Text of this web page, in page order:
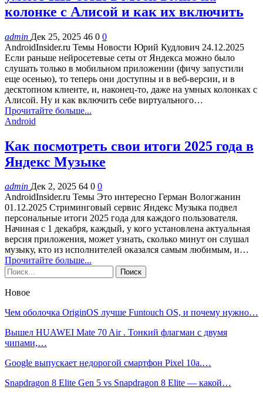
колонке с Алисой и как их включить
admin Дек 25, 2025 46 0 0
AndroidInsider.ru Темы Новости Юрий Кудлович 24.12.2025
Если раньше нейросетевые сеты от Яндекса можно было
слушать только в мобильном приложении (фичу запустили
еще осенью), то теперь они доступны и в веб-версии, и в
десктопном клиенте, и, наконец-то, даже на умных колонках с
Алисой. Ну и как включить себе виртуального…
Прочитайте больше...
Android
Как посмотреть свои итоги 2025 года в
Яндекс Музыке
admin Дек 2, 2025 64 0 0
AndroidInsider.ru Темы Это интересно Герман Вологжанин
01.12.2025 Стриминговый сервис Яндекс Музыка подвел
персональные итоги 2025 года для каждого пользователя.
Начиная с 1 декабря, каждый, у кого установлена актуальная
версия приложения, может узнать, сколько минут он слушал
музыку, кто из исполнителей оказался самым любимым, и…
Прочитайте больше...
Новое
Чем оболочка OriginOS лучше Funtouch OS, и почему нужно…
Вышел HUAWEI Mate 70 Air . Тонкий флагман с двумя
чипами,…
Google выпускает недорогой смартфон Pixel 10a.…
Snapdragon 8 Elite Gen 5 vs Snapdragon 8 Elite — какой…